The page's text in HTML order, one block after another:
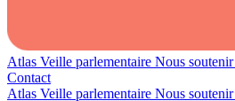
Atlas Veille parlementaire Nous soutenir
Contact
Atlas Veille parlementaire Nous soutenir